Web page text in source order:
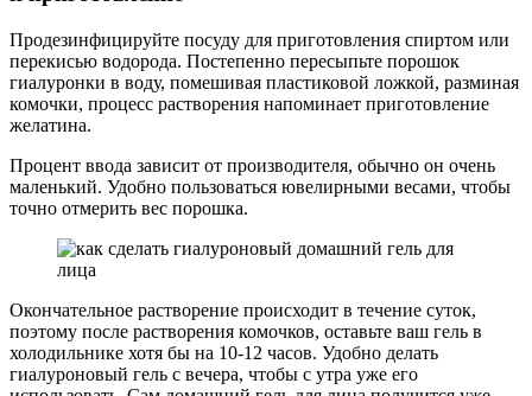
Продезинфицируйте посуду для приготовления спиртом или
перекисью водорода. Постепенно пересыпьте порошок
гиалуронки в воду, помешивая пластиковой ложкой, разминая
комочки, процесс растворения напоминает приготовление
желатина.
Процент ввода зависит от производителя, обычно он очень
маленький. Удобно пользоваться ювелирными весами, чтобы
точно отмерить вес порошка.
Окончательное растворение происходит в течение суток,
поэтому после растворения комочков, оставьте ваш гель в
холодильнике хотя бы на 10-12 часов. Удобно делать
гиалуроновый гель с вечера, чтобы с утра уже его